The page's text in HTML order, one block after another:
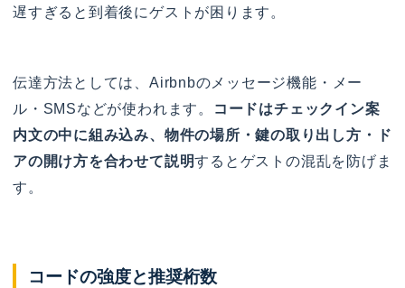
遅すぎると到着後にゲストが困ります。
伝達方法としては、Airbnbのメッセージ機能・メー
ル・SMSなどが使われます。
コードはチェックイン案
内文の中に組み込み、物件の場所・鍵の取り出し方・ド
アの開け方を合わせて説明するとゲストの混乱を防げま
す。
コードの強度と推奨桁数